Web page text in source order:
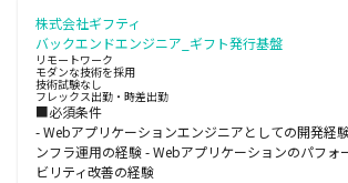
株式会社ギフティ
バックエンドエンジニア_ギフト発行基盤
リモートワーク
モダンな技術を採用
技術試験なし
フレックス出勤・時差出勤
■必須条件
- Webアプリケーションエンジニアとしての開発経
ンフラ運用の経験 - Webアプリケーションのパフォ
ビリティ改善の経験